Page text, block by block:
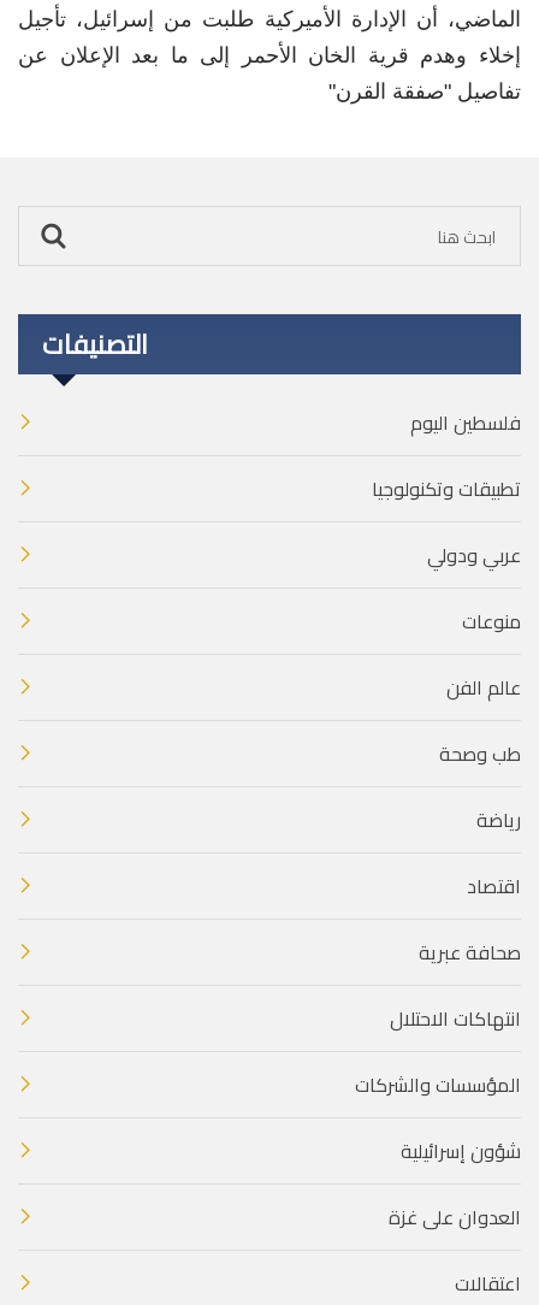
الماضي، أن الإدارة الأميركية طلبت من إسرائيل، تأجيل
إخلاء وهدم قرية الخان الأحمر إلى ما بعد الإعلان عن
تفاصيل "صفقة القرن"
التصنيفات
فلسطين اليوم
تطبيقات وتكنولوجيا
عربي ودولي
منوعات
عالم الفن
طب وصحة
رياضة
اقتصاد
صحافة عبرية
انتهاكات الاحتلال
المؤسسات والشركات
شؤون إسرائيلية
العدوان على غزة
اعتقالات